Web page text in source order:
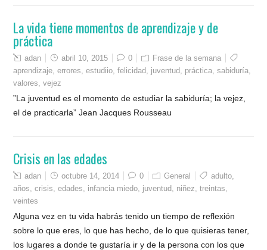
La vida tiene momentos de aprendizaje y de
práctica
adan abril 10, 2015 0
Frase de la semana
aprendizaje ,errores ,estudiio ,felicidad juventud práctica ,sabiduría
valores ,vejez
”La juventud es el momento de estudiar la sabiduría; la vejez,
el de practicarla” Jean Jacques Rousseau
Crisis en las edades
adan octubre 14, 2014 0 General adulto
años ,crisis ,edades infancia miedo juventud niñez ,treintas
veintes
Alguna vez en tu vida habrás tenido un tiempo de reflexión
sobre lo que eres, lo que has hecho, de lo que quisieras tener,
los lugares a donde te gustaría ir y de la persona con los que